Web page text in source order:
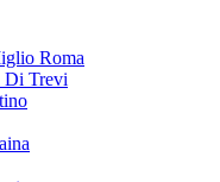
Roma
Di Trevi